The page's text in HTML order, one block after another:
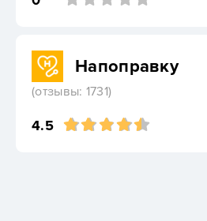
Напоправку
(отзывы: 1731)
4.5